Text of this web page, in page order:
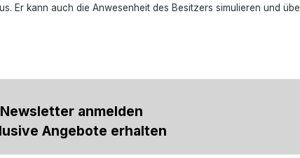
Er kann auch die Anwesenheit des Besitzers simulieren und
anmelden
Angebote erhalten